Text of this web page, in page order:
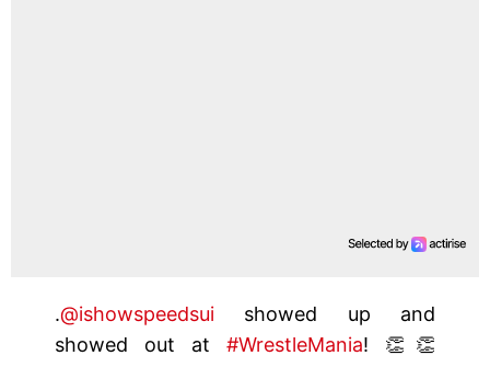
.@ishowspeedsui showed up and
showed out at #WrestleMania! 👏👏